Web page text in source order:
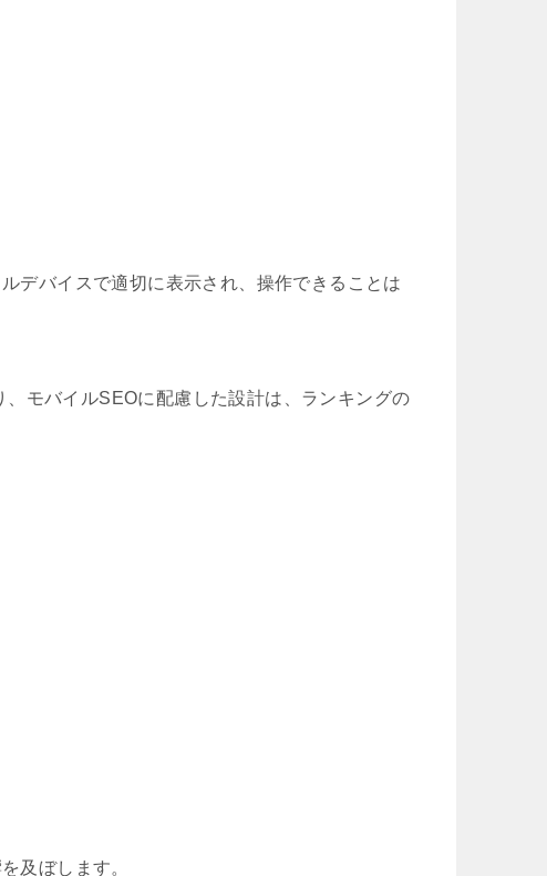
デバイスで適切に表示され、操作できることは
モバイルSEOに配慮した設計は、ランキングの
及ぼします。